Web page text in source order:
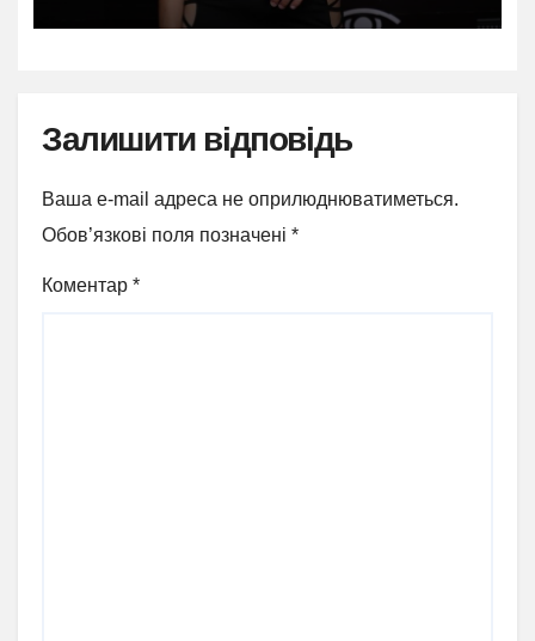
Залишити відповідь
Ваша e-mail адреса не оприлюднюватиметься.
Обов’язкові поля позначені *
Коментар *